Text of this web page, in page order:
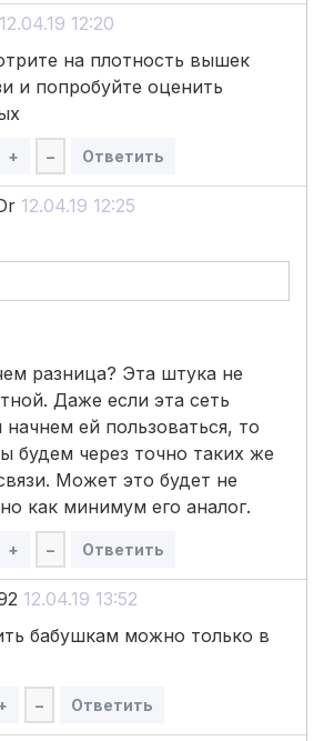
12.04.19 12:20
на плотность вышек
и попробуйте оценить
+ – Ответить
12.04.19 12:25
разница? Эта штука не
Даже если эта сеть
ей пользоваться, то
будем через точно таких же
Может это будет не
как минимум его аналог.
+ – Ответить
12.04.19 13:52
бабушкам можно только в
– Ответить